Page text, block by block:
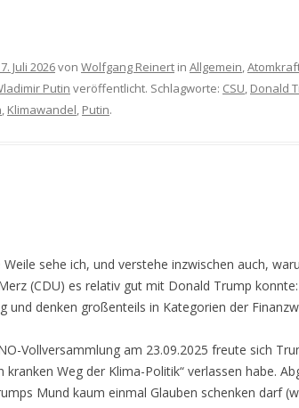
Juli 2026von Wolfgang Reinert in Allgemein,
Putin veröffentlicht. Schlagworte: CSU, Donald
, Klimawandel, Putin.
Weile sehe ich, und verstehe inzwischen auch,
(CDU) es relativ gut mit Donald Trump
und denken großenteils in Kategorien der
Vollversammlung am 23.09.2025 freute sich
kranken Weg der Klima-Politik“ verlassen habe.
Mund kaum einmal Glauben schenken darf